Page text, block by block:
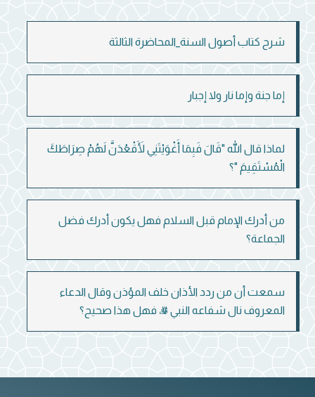
شرح كتاب أصول السنة_المحاضرة الثالثة
إما جنة وإما نار ولا إجبار
لماذا قال الله "قَالَ فَبِمَا أَغْوَيْتَنِي لَأَقْعُدَنَّ لَهُمْ صِرَاطَكَ
الْمُسْتَقِيمَ "؟
من أدرك الإمام قبل السلام فهل يكون أدرك فضل
الجماعة؟
سمعت أن من ردد الأذان خلف المؤذن وقال الدعاء
المعروف نال شفاعه النبي ﷺ، فهل هذا صحيح؟